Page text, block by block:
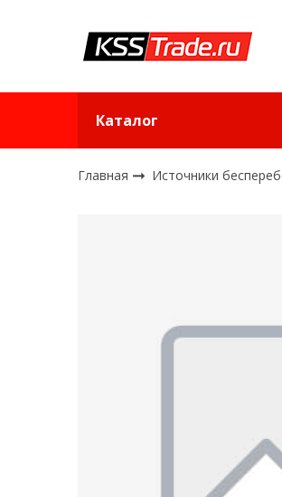
Каталог
Главная Источники